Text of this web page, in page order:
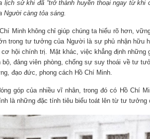
sử khi đã “trở thành huyền thoại ngay từ khi
Người càng tỏa sáng.
Minh không chỉ giúp chúng ta hiểu rõ hơn,
trong tư tưởng của Người là sự phủ nhận hữu
hội chính trị. Mặt khác, việc khẳng định những
đảng viên phòng, chống sự suy thoái về tư
đạo đức, phong cách Hồ Chí Minh.
góp của nhiều vĩ nhân, trong đó có Hồ Chí
là những đặc tính tiêu biểu toát lên từ tư tưởng